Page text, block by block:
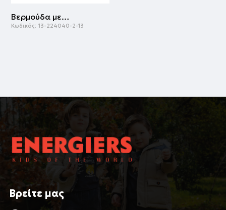
Βερμούδα με τυπωμένα ένθετα για αγόρι | ΜΑΥΡΟ
Κωδικός: 13-224040-2-13
Βρείτε μας